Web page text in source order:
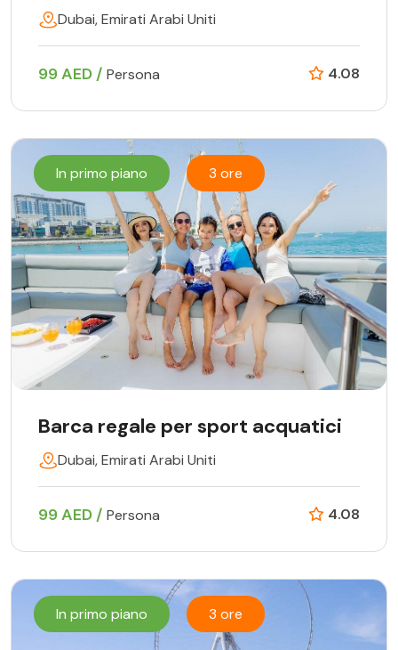
Dubai, Emirati Arabi Uniti
99 AED / Persona 4.08
In primo piano 3 ore
Barca regale per sport acquatici
Dubai, Emirati Arabi Uniti
99 AED / Persona 4.08
In primo piano 3 ore